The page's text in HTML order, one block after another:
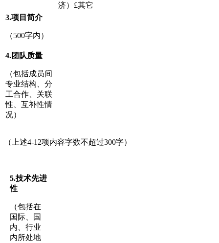
济）£其它
3.项目简介
（500字内）
4.团队质量
（包括成员间
专业结构、分
工合作、关联
性、互补性情
况）
（上述4-12项内容字数不超过300字）
5.技术先进
性
（包括在
国际、国
内、行业
内所处地